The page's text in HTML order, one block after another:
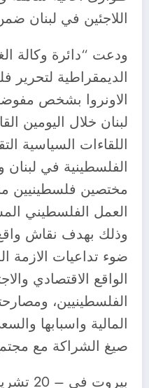
اللاجئين في لبنان
ودعت “دائرة وكالة
الديمقراطية لتحرير
الاونروا بشخص
لبنان خلال اليومين
اللقاءات السياسية
الفلسطينية في لبنان
مختصين فلسطينيين
العمل الفلسطيني
وذلك بهدف نقاش
ضوء تداعيات الازمة
الواقع الاقتصادي
الفلسطينيين،
المالية واسبابها
صيغ الشراكة مع
بيروت في – 20 تشرين الثاني 2022 –